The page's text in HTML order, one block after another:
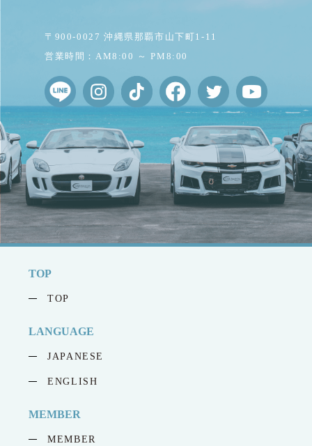
〒900-0027 沖縄県那覇市山下町1-11
営業時間：AM8:00 ～ PM8:00
TOP
TOP
LANGUAGE
JAPANESE
ENGLISH
MEMBER
MEMBER